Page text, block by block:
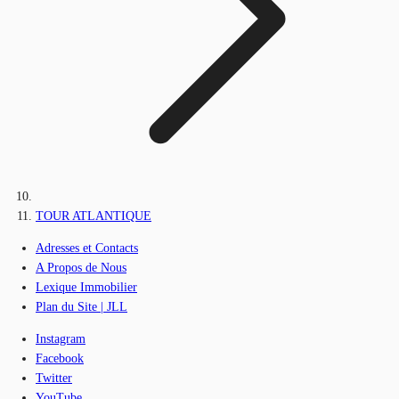
TOUR ATLANTIQUE
Adresses et Contacts
A Propos de Nous
Lexique Immobilier
Plan du Site | JLL
Instagram
Facebook
Twitter